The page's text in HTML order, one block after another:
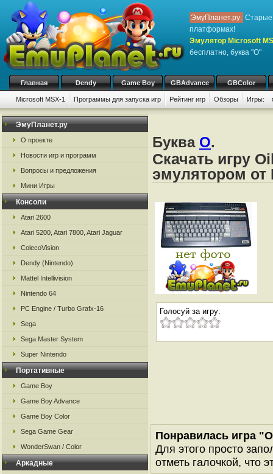
ЭмуПланет.ру: Старые
платформах!
Эмулятор Microsoft
бесплатно, буква "O"
Главная Dendy Game Boy GBAdvance GBColor
Microsoft MSX-1 Программы для запуска игр Рейтинг игр Обзоры Игры:
ЭмуПланет.ру
О проекте
Новости игр и программ
Вопросы и предложения
Мини Игры
Консоли
Atari 2600
Atari 5200, Atari 7800, Atari Jaguar
ColecoVision
Dendy (Nintendo)
Mattel Intellivision
Nintendo 64
PC Engine / Turbo Grafx-16
Sega
Sega Master System
Super Nintendo
Портативные
Game Boy
Game Boy Advance
Game Boy Color
Sega Game Gear
WonderSwan / Color
Аркадные
Буква O.
Скачать игру
эмулятором от
Голосуй за игру:
Понравилась игра
Для этого просто
отметь галочкой, что